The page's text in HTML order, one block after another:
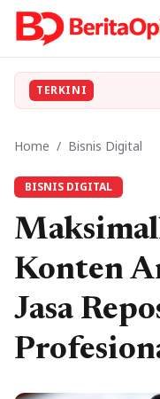
TERKINI
Home / Bisnis Digital
BISNIS DIGITAL
Konten
Jasa